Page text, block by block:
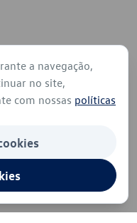
a navegação,
no site,
com nossas políticas